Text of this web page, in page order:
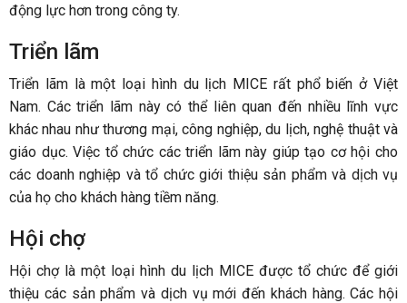
động lực hơn trong công ty.
Triển lãm
Triển lãm là một loại hình du lịch MICE rất phổ biến ở Việt
Nam. Các triển lãm này có thể liên quan đến nhiều lĩnh vực
khác nhau như thương mại, công nghiệp, du lịch, nghệ thuật và
giáo dục. Việc tổ chức các triển lãm này giúp tạo cơ hội cho
các doanh nghiệp và tổ chức giới thiệu sản phẩm và dịch vụ
của họ cho khách hàng tiềm năng.
Hội chợ
Hội chợ là một loại hình du lịch MICE được tổ chức để giới
thiệu các sản phẩm và dịch vụ mới đến khách hàng. Các hội